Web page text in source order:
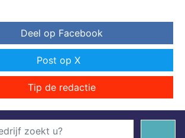
Deel op Facebook
Post op X
Tip de redactie